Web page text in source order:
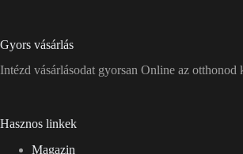
Gyors vásárlás
Intézd vásárlásodat gyorsan Online az otthonod
Hasznos linkek
Magazin